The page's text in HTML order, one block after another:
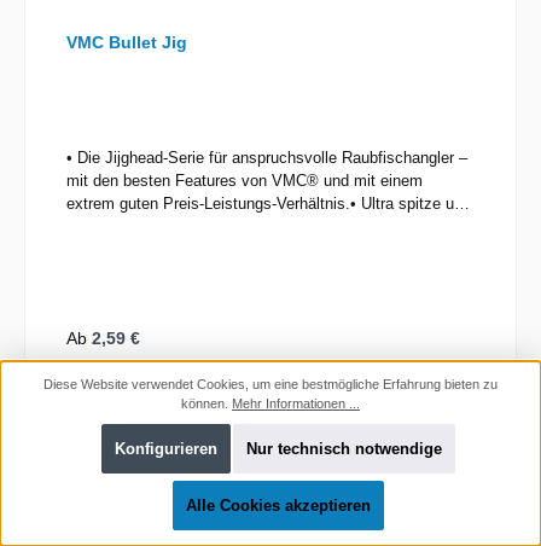
VMC Bullet Jig
• Die Jijghead-Serie für anspruchsvolle Raubfischangler –
mit den besten Features von VMC® und mit einem
extrem guten Preis-Leistungs-Verhältnis.• Ultra spitze und
eine außerordentliche Hakrate• Sauber verarbeitete Köpfe
mit Gewichtsindikation und Wire Keeper• Lieferung im
platzsparenden und wasserdichten Zip-Beutel
Regulärer Preis:
Ab 2,59 €
Preise inkl. MwSt. zzgl. Versandkosten
Auswählen (73)
Diese Website verwendet Cookies, um eine bestmögliche Erfahrung bieten zu
können. Mehr Informationen ...
Nur technisch notwendige
Konfigurieren
Alle Cookies akzeptieren